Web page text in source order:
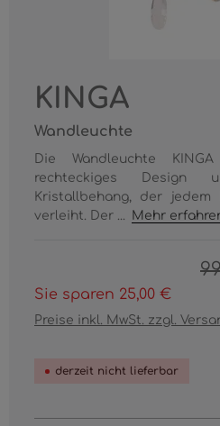
KINGA
Wandleuchte
Die Wandleuchte
rechteckiges Design
Kristallbehang, der
verleiht. Der ...
Mehr
Sie sparen 25,00 €
Preise inkl. MwSt. zzgl.
derzeit nicht lieferbar